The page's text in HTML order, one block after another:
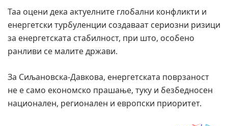
Таа оцени дека актуелните глобални конфликти и
енергетски турбуленции создаваат сериозни ризици
за енергетската стабилност, при што, особено
ранливи се малите држави.
За Сиљановска-Давкова, енергетската поврзаност
не е само економско прашање, туку и безбедносен
национален, регионален и европски приоритет.